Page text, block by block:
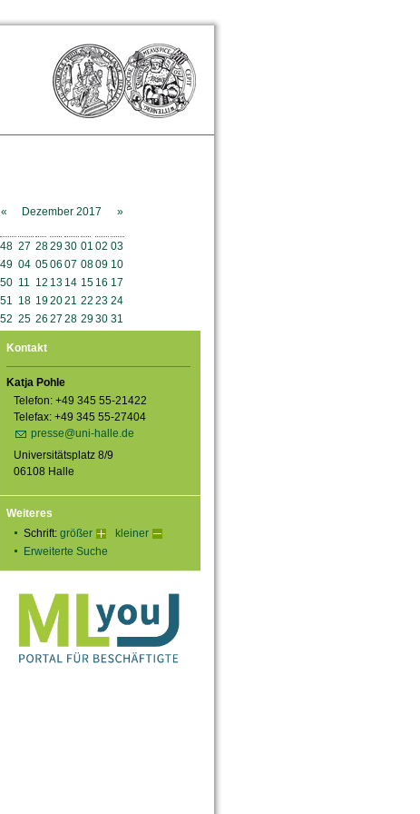
« Dezember 2017
»
48 27 282930 01 02 03
49 04 0506 07 0809 10
50 11 12 13 14 15 16 17
51 18 192021 22 23 24
52 25 26 27 28 2930 31
Kontakt
Katja Pohle
Telefon: +49 345 55-21422
Telefax: +49 345 55-27404
presse@uni-halle.de
Universitätsplatz 8/9
06108 Halle
Weiteres
Schrift: größer
kleiner
Erweiterte Suche